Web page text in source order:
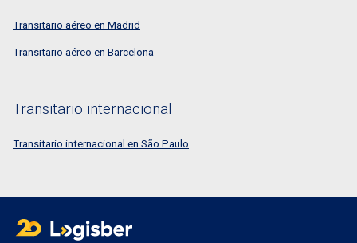
Transitario aéreo en Madrid
Transitario aéreo en Barcelona
Transitario internacional
Transitario internacional en São Paulo